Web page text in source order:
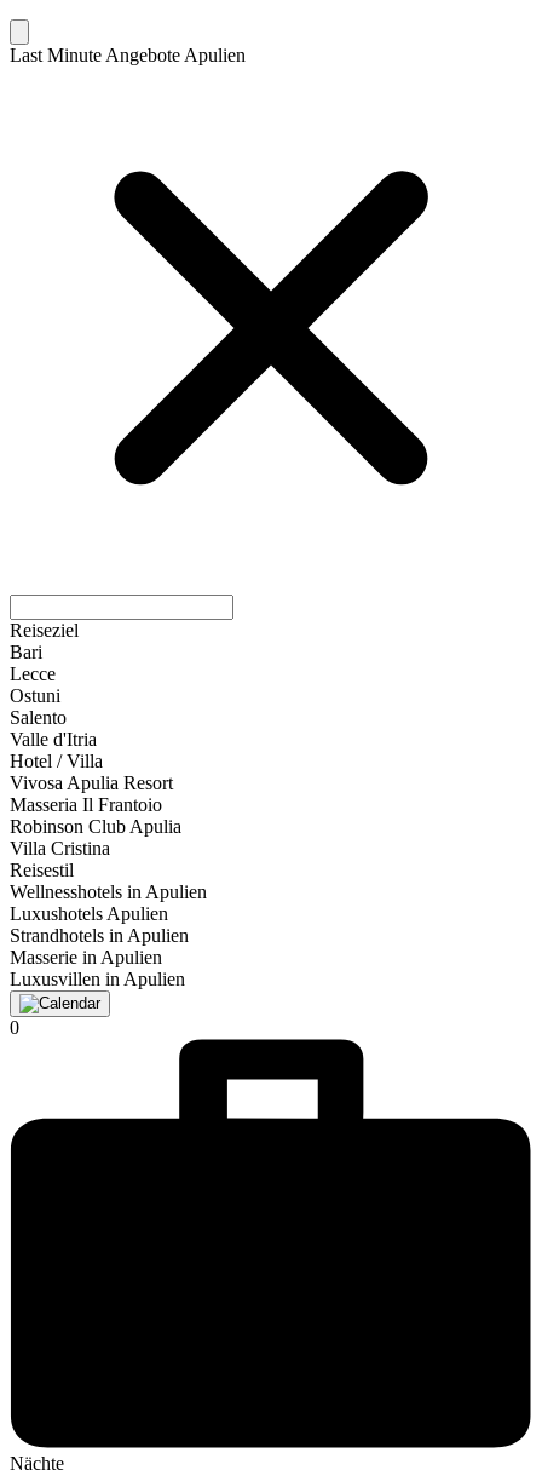
Last Minute Angebote Apulien
Reiseziel
Bari
Lecce
Ostuni
Salento
Valle d'Itria
Hotel / Villa
Vivosa Apulia Resort
Masseria Il Frantoio
Robinson Club Apulia
Villa Cristina
Reisestil
Wellnesshotels in Apulien
Luxushotels Apulien
Strandhotels in Apulien
Masserie in Apulien
Luxusvillen in Apulien
0
Nächte